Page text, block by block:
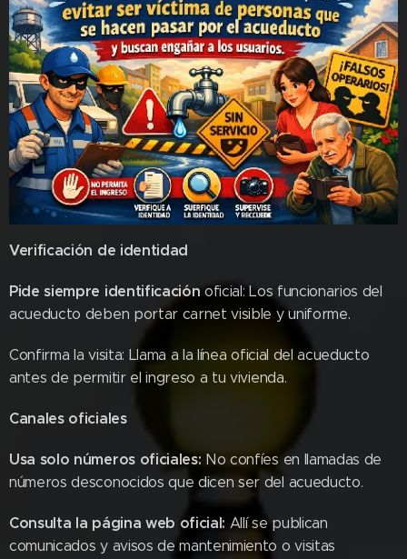
Verificación de identidad
Pide siempre identificaciónoficial: Los funcionarios del
acueducto deben portar carnet visible y uniforme.
Confirma la visita: Llama a la línea oficial del acueducto
antes de permitir el ingreso a tu vivienda.
Canales oficiales
Usa solo números oficiales: No confíes en llamadas de
números desconocidos que dicen ser del acueducto.
Consulta la página web oficial: Allí se publican
comunicados y avisos de mantenimiento o visitas